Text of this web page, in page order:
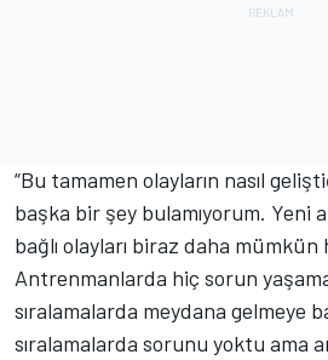
“Bu tamamen olayların nasıl
başka bir şey bulamıyorum. Yeni
bağlı olayları biraz daha
Antrenmanlarda hiç sorun
sıralamalarda meydana gelmeye
sıralamalarda sorunu yoktu ama